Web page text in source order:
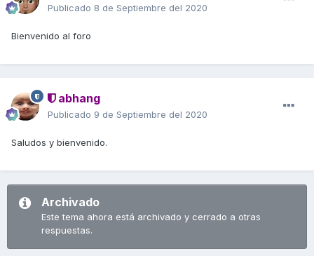
Publicado 8 de Septiembre del 2020
Bienvenido al foro
abhang
Publicado 9 de Septiembre del 2020
Saludos y bienvenido.
Archivado
Este tema ahora está archivado y cerrado a otras
respuestas.